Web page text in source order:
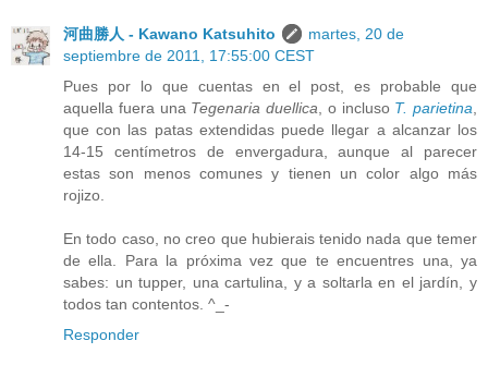
河曲勝人 - Kawano Katsuhito
martes, 20 de
septiembre de 2011, 17:55:00 CEST
Pues por lo que cuentas en el post, es probable que
aquella fuera una Tegenaria duellica , o incluso T. parietina
que con las patas extendidas puede llegar a alcanzar los
14-15 centímetros de envergadura, aunque al parecer
estas son menos comunes y tienen un color algo más
rojizo.
En todo caso, no creo que hubierais tenido nada que temer
de ella. Para la próxima vez que te encuentres una, ya
sabes: un tupper, una cartulina, y a soltarla en el jardín, y
todos tan contentos. ^_-
Responder